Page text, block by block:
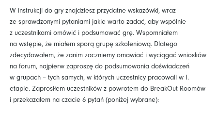
W instrukcji do gry znajdziesz przydatne wskazówki, wraz
ze sprawdzonymi pytaniami jakie warto zadać, aby wspólnie
z uczestnikami omówić i podsumować grę. Wspomniałem
na wstępie, że miałem sporą grupę szkoleniową. Dlatego
zdecydowałem, że zanim zaczniemy omawiać i wyciągać wniosków
na forum, najpierw zaproszę do podsumowania doświadczeń
w grupach – tych samych, w których uczestnicy pracowali w I.
etapie. Zaprosiłem uczestników z powrotem do BreakOut Roomów
i przekazałem na czacie 6 pytań (poniżej wybrane):